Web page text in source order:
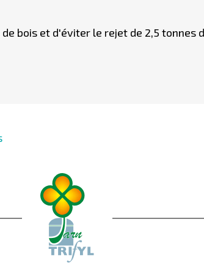
bois et d'éviter le rejet de 2,5 tonnes